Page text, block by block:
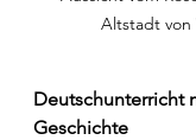
Altstadt von
Deutschunterricht
Geschichte